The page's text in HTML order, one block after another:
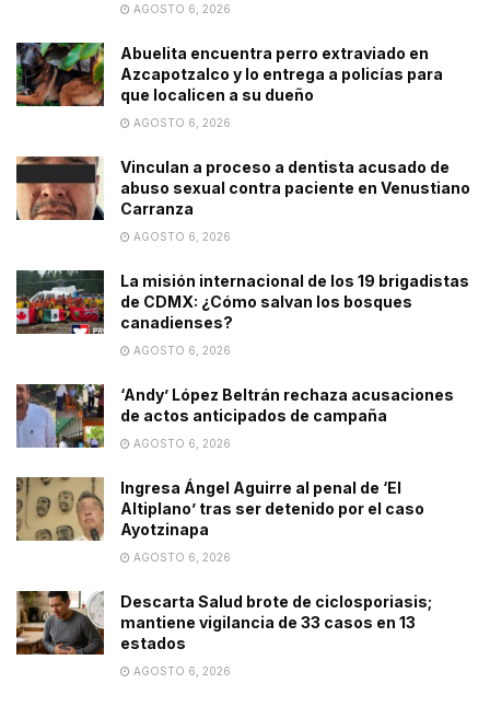
AGOSTO 6, 2026
Abuelita encuentra perro extraviado en
Azcapotzalco y lo entrega a policías para
que localicen a su dueño
AGOSTO 6, 2026
Vinculan a proceso a dentista acusado de
abuso sexual contra paciente en Venustiano
Carranza
AGOSTO 6, 2026
La misión internacional de los 19 brigadistas
de CDMX: ¿Cómo salvan los bosques
canadienses?
AGOSTO 6, 2026
‘Andy’ López Beltrán rechaza acusaciones
de actos anticipados de campaña
AGOSTO 6, 2026
Ingresa Ángel Aguirre al penal de ‘El
Altiplano’ tras ser detenido por el caso
Ayotzinapa
AGOSTO 6, 2026
Descarta Salud brote de ciclosporiasis;
mantiene vigilancia de 33 casos en 13
estados
AGOSTO 6, 2026